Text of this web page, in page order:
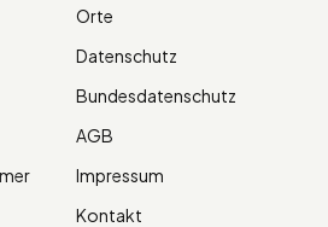
Orte
Datenschutz
Bundesdatenschutz
AGB
Impressum
Kontakt